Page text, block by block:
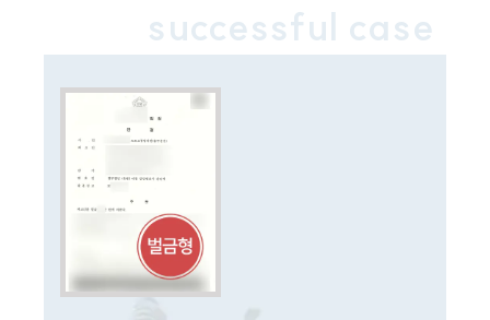
법률 블로그
법률서식
뉴스레터/브로슈어
세미나
successful case